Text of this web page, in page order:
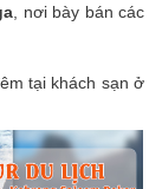
, nơi bày bán các
tại khách sạn ở